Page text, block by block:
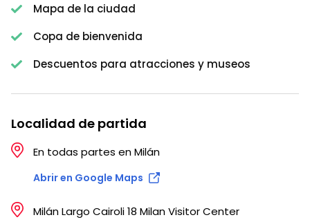
Mapa de la ciudad
Copa de bienvenida
Descuentos para atracciones y museos
Localidad de partida
En todas partes en Milán
Abrir en Google Maps
Milán Largo Cairoli 18 Milan Visitor Center